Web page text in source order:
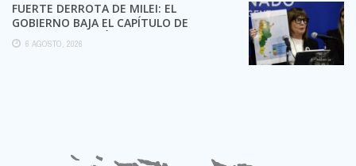
FUERTE DERROTA DE MILEI: EL
GOBIERNO BAJA EL CAPÍTULO DE
EXTRANJERIZACIÓN DE TIERRAS
6 AGOSTO, 2026